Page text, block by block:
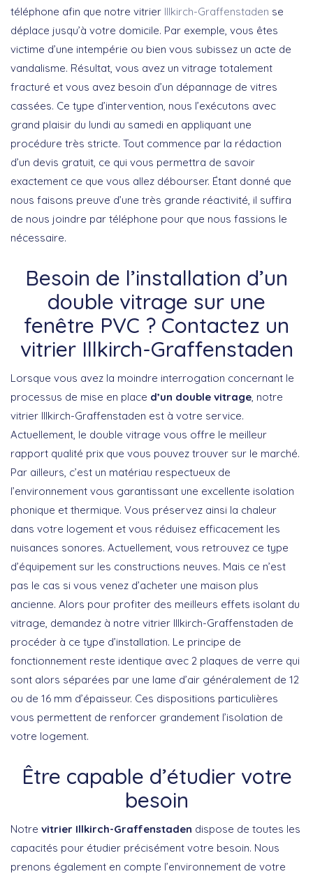
téléphone afin que notre vitrier Illkirch-Graffenstaden se
déplace jusqu’à votre domicile. Par exemple, vous êtes
victime d’une intempérie ou bien vous subissez un acte de
vandalisme. Résultat, vous avez un vitrage totalement
fracturé et vous avez besoin d’un dépannage de vitres
cassées. Ce type d’intervention, nous l’exécutons avec
grand plaisir du lundi au samedi en appliquant une
procédure très stricte. Tout commence par la rédaction
d’un devis gratuit, ce qui vous permettra de savoir
exactement ce que vous allez débourser. Étant donné que
nous faisons preuve d’une très grande réactivité, il suffira
de nous joindre par téléphone pour que nous fassions le
nécessaire.
Besoin de l’installation d’un
double vitrage sur une
fenêtre PVC ? Contactez un
vitrier Illkirch-Graffenstaden
Lorsque vous avez la moindre interrogation concernant le
processus de mise en place d’un double vitrage , notre
vitrier Illkirch-Graffenstaden est à votre service.
Actuellement, le double vitrage vous offre le meilleur
rapport qualité prix que vous pouvez trouver sur le marché.
Par ailleurs, c’est un matériau respectueux de
l’environnement vous garantissant une excellente isolation
phonique et thermique. Vous préservez ainsi la chaleur
dans votre logement et vous réduisez efficacement les
nuisances sonores. Actuellement, vous retrouvez ce type
d’équipement sur les constructions neuves. Mais ce n’est
pas le cas si vous venez d’acheter une maison plus
ancienne. Alors pour profiter des meilleurs effets isolant du
vitrage, demandez à notre vitrier Illkirch-Graffenstaden de
procéder à ce type d’installation. Le principe de
fonctionnement reste identique avec 2 plaques de verre qui
sont alors séparées par une lame d’air généralement de 12
ou de 16 mm d’épaisseur. Ces dispositions particulières
vous permettent de renforcer grandement l’isolation de
votre logement.
Être capable d’étudier votre
besoin
Notre vitrier Illkirch-Graffenstaden dispose de toutes les
capacités pour étudier précisément votre besoin. Nous
prenons également en compte l’environnement de votre